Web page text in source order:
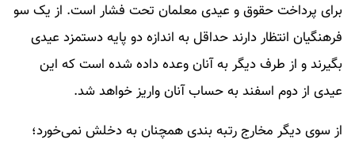
برای پرداخت حقوق و عیدی معلمان تحت فشار است. از یک سو
فرهنگیان انتظار دارند حداقل به اندازه دو پایه دستمزد عیدی
بگیرند و از طرف دیگر به آنان وعده داده شده است که این
عیدی از دوم اسفند به حساب آنان واریز خواهد شد.
از سوی دیگر مخارج رتبه بندی همچنان به دخلش نمی‌خورد؛